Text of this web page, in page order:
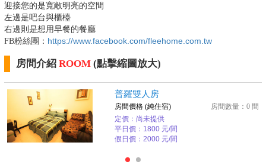
迎接您的是寬敞明亮的空間
左邊是吧台與櫃檯
右邊則是想用早餐的餐廳
FB粉絲團： https://www.facebook.com/fleehome.com.tw
房間介紹 ROOM (點擊縮圖放大)
普羅雙人房
房間數量：0 間
房間價格 (純住宿)
定價：尚未提供
平日價：1800 元/間
假日價：2000 元/間